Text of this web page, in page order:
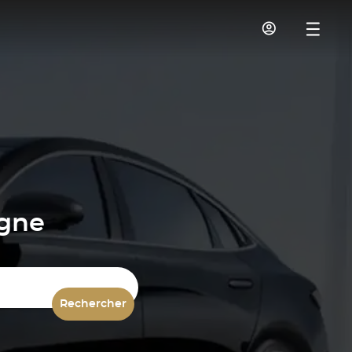
Rechercher